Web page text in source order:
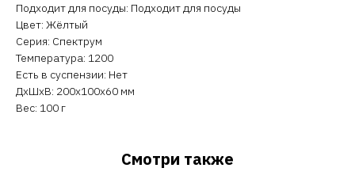
Подходит для посуды: Подходит для посуды
Цвет: Жёлтый
Серия: Спектрум
Температура: 1200
Есть в суспензии: Нет
ДxШxВ: 200x100x60 мм
Вес: 100 г
Смотри также